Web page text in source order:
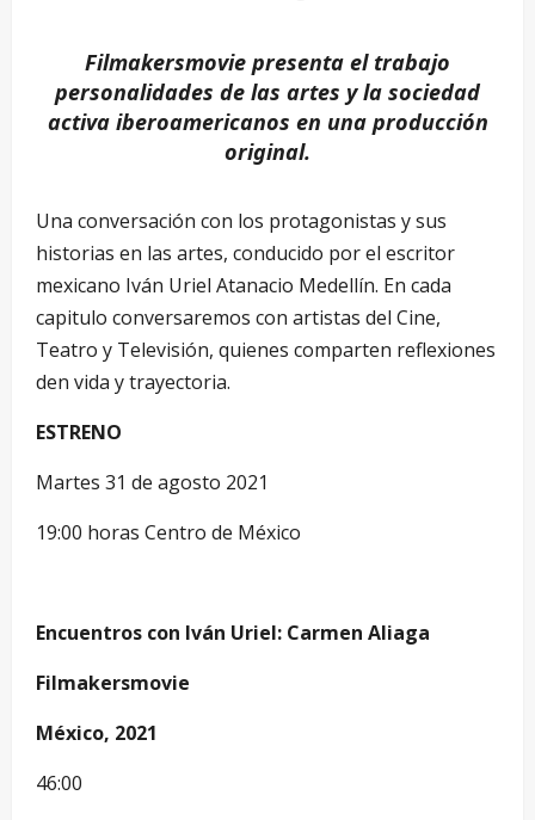
Filmakersmovie presenta el trabajo
personalidades de las artes y la sociedad
activa iberoamericanos en una producción
original.
Una conversación con los protagonistas y sus
historias en las artes, conducido por el escritor
mexicano Iván Uriel Atanacio Medellín. En cada
capitulo conversaremos con artistas del Cine,
Teatro y Televisión, quienes comparten reflexiones
den vida y trayectoria.
ESTRENO
Martes 31 de agosto 2021
19:00 horas Centro de México
Encuentros con Iván Uriel: Carmen Aliaga
Filmakersmovie
México, 2021
46:00